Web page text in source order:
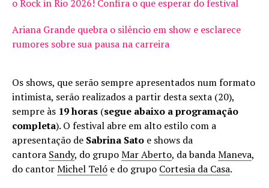
o Rock in Rio 2026! Confira o que esperar do festival
Ariana Grande quebra o silêncio em show e esclarece
rumores sobre sua pausa na carreira
Os shows, que serão sempre apresentados num formato
intimista, serão realizados a partir desta sexta (20),
sempre às 19 horas (segue abaixo a programação
completa). O festival abre em alto estilo com a
apresentação de Sabrina Sato e shows da
cantora Sandy, do grupoMar Aberto, da bandaManeva,
do cantorMichel Teló e do grupo Cortesia da Casa.